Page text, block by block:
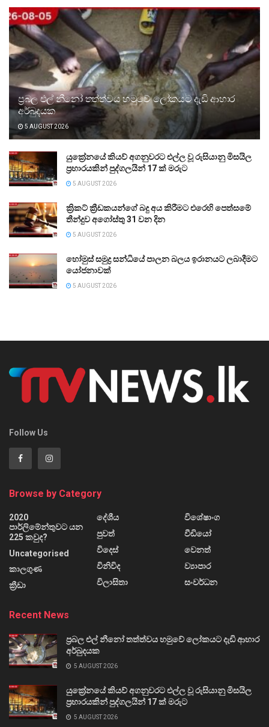
ප්‍රබල එල් නීනෝ තත්ත්වය හමුවේ ලෝකයට දැඩි ආහාර
අර්බුදයක
5 AUGUST 2026
යුක්‍රේනයේ කියව් අගනුවරට එල්ල වූ රුසියානු මිසයිල
ප්‍රහාරයකින් පුද්ගලයින් 17 ක් මරුට
5 AUGUST 2026
ක්‍රිකට් ක්‍රීඩකයන්ගේ බදු අය කිරීමට එරෙහි පෙත්සමේ
තීන්දුව අගෝස්තු 31 වන දින
5 AUGUST 2026
හෝමුස් සමුද්‍ර සන්ධියේ පාලන බලය ඉරානයට ලබාදීමට
යෝජනාවක්
5 AUGUST 2026
Follow Us
Browse by Category
2020
පාර්ලිමේන්තුවට යන
225 කවුද?
Uncategorised
කාලගුණ
ක්‍රීඩා
දේශීය
පුවත්
විදෙස්
විනිවිද
විලාසිතා
විශේෂාංග
වීඩියෝ
වෙනත්
ව්‍යාපාර
සංවර්ධන
Recent News
ප්‍රබල එල් නීනෝ තත්ත්වය හමුවේ ලෝකයට දැඩි ආහාර
අර්බුදයක
5 AUGUST 2026
යුක්‍රේනයේ කියව් අගනුවරට එල්ල වූ රුසියානු මිසයිල
ප්‍රහාරයකින් පුද්ගලයින් 17 ක් මරුට
5 AUGUST 2026